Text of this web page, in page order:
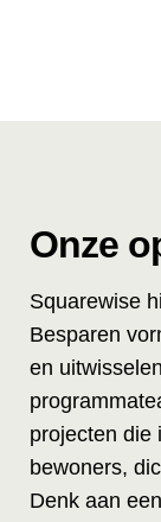
Onze
Squarewise
Besparen
en
projecten die
bewoners,
Denk aan